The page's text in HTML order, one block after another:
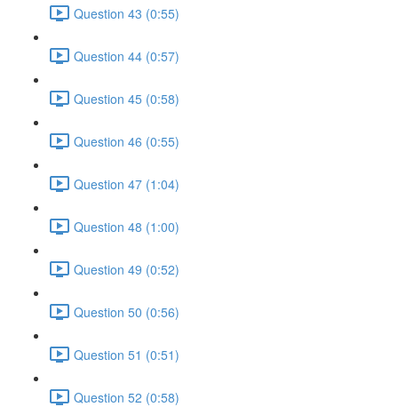
Question 43 (0:55)
Question 44 (0:57)
Question 45 (0:58)
Question 46 (0:55)
Question 47 (1:04)
Question 48 (1:00)
Question 49 (0:52)
Question 50 (0:56)
Question 51 (0:51)
Question 52 (0:58)